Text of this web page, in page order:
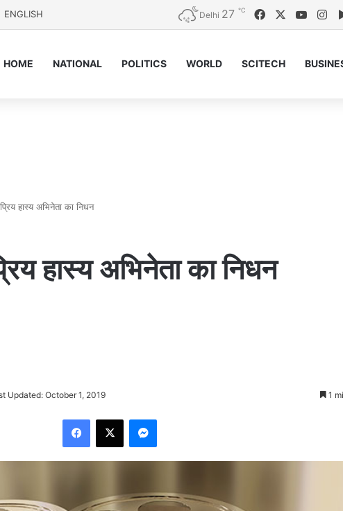
ENGLISH Delhi 27 ℃ Facebook
HOME NATIONAL POLITICS WORLD SCITECH
हास्य अभिनेता का निधन
हास्य अभिनेता का निधन
Updated: October 1, 2019 1